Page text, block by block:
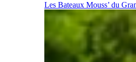
Les Bateaux Mouss’ du